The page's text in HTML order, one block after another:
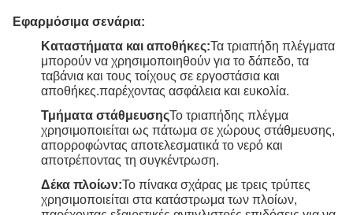
Εφαρμόσιμα σενάρια:
Καταστήματα και αποθήκες:Τα τριαπήδη πλέγματα
μπορούν να χρησιμοποιηθούν για το δάπεδο, τα
ταβάνια και τους τοίχους σε εργοστάσια και
αποθήκες.παρέχοντας ασφάλεια και ευκολία.
Τμήματα στάθμευσηςΤο τριαπήδης πλέγμα
χρησιμοποιείται ως πάτωμα σε χώρους στάθμευσης,
απορροφώντας αποτελεσματικά το νερό και
αποτρέποντας τη συγκέντρωση.
Δέκα πλοίων:Το πίνακα σχάρας με τρεις τρύπες
χρησιμοποιείται στα κατάστρωμα των πλοίων,